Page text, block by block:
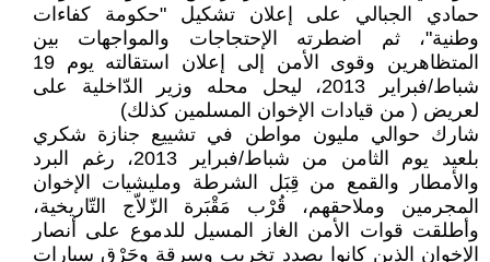
حمادي الجبالي على إعلان تشكيل "حكومة كفاءات
وطنية"، ثم اضطرته الإحتجاجات والمواجهات بين
المتظاهرين وقوى الأمن إلى إعلان استقالته يوم 19
شباط/فبراير 2013، ليحل محله وزير الدّاخلية على
لعريض ( من قيادات الإخوان المسلمين كذلك)
شارك حوالي مليون مواطن في تشييع جنازة شكري
بلعيد يوم الثامن من شباط/فبراير 2013، رغم البرد
والأمطار والقمع من قِبَل الشرطة ومليشيات الإخوان
المجرمين وملاحقهم، قُرْب مَقْبَرة الزّلاّج التّاريخية،
وأطلقت قوات الأمن الغاز المسيل للدموع على أنصار
الإخوان الذين كانوا بصدد تخريب وسرقة وحَرْق سيارات